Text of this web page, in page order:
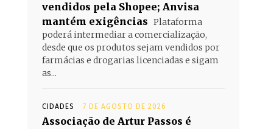
vendidos pela Shopee; Anvisa
mantém exigências Plataforma
poderá intermediar a comercialização,
desde que os produtos sejam vendidos por
farmácias e drogarias licenciadas e sigam
as...
CIDADES 7 DE AGOSTO DE 2026
Associação de Artur Passos é